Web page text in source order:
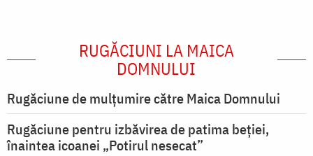
RUGĂCIUNI LA MAICA
DOMNULUI
Rugăciune de mulţumire către Maica Domnului
Rugăciune pentru izbăvirea de patima beției,
înaintea icoanei „Potirul nesecat”